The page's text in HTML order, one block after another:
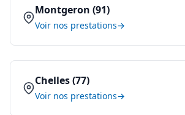
Montgeron (91)
Voir nos prestations
Chelles (77)
Voir nos prestations